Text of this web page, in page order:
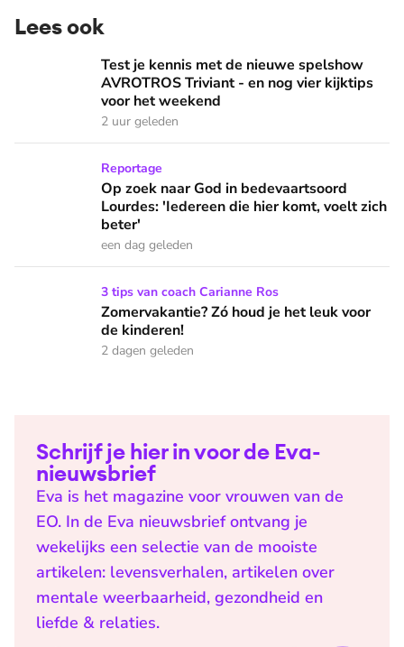
Lees ook
Test je kennis met de nieuwe spelshow AVROTROS
Test je kennis met de nieuwe spelshow
AVROTROS Triviant - en nog vier kijktips
voor het weekend
2 uur geleden
Op zoek naar God in bedevaartsoord Lourdes: 'Iedereen
Reportage
Op zoek naar God in bedevaartsoord
Lourdes: 'Iedereen die hier komt, voelt zich
beter'
een dag geleden
Zomervakantie? Zó houd je het leuk voor de kinderen!
3 tips van coach Carianne Ros
Zomervakantie? Zó houd je het leuk voor
de kinderen!
2 dagen geleden
Schrijf je hier in voor de Eva-
nieuwsbrief
Eva is het magazine voor vrouwen van de
EO. In de Eva nieuwsbrief ontvang je
wekelijks een selectie van de mooiste
artikelen: levensverhalen, artikelen over
mentale weerbaarheid, gezondheid en
liefde & relaties.